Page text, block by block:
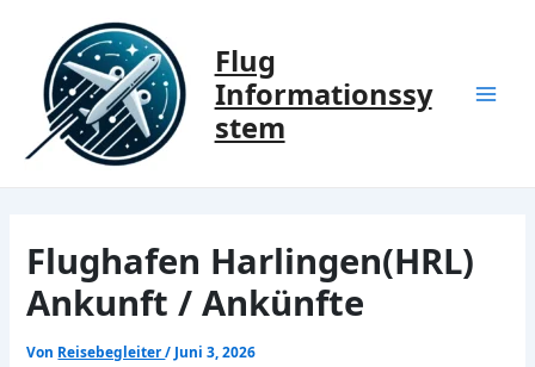
springen
Flug
Informationssy
stem
Flughafen Harlingen(HRL)
Ankunft / Ankünfte
Von Reisebegleiter/ Juni 3, 2026